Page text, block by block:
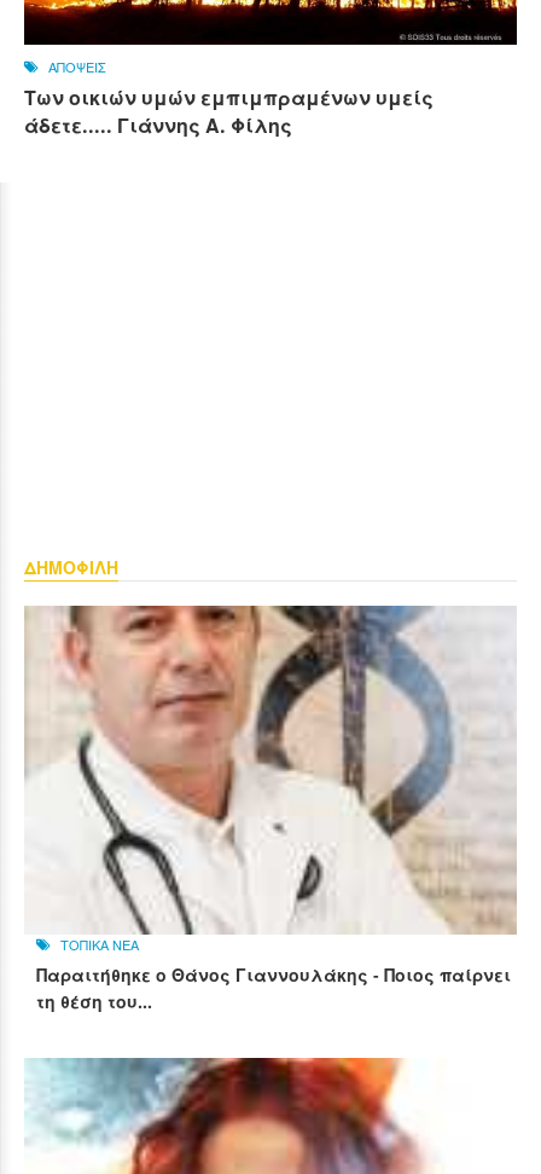
ΑΠΟΨΕΙΣ
Των οικιών υμών εμπιμπραμένων υμείς
άδετε..... Γιάννης Α. Φίλης
ΔΗΜΟΦΙΛΗ
ΤΟΠΙΚΑ ΝΕΑ
Παραιτήθηκε ο Θάνος Γιαννουλάκης - Ποιος παίρνει
τη θέση του...